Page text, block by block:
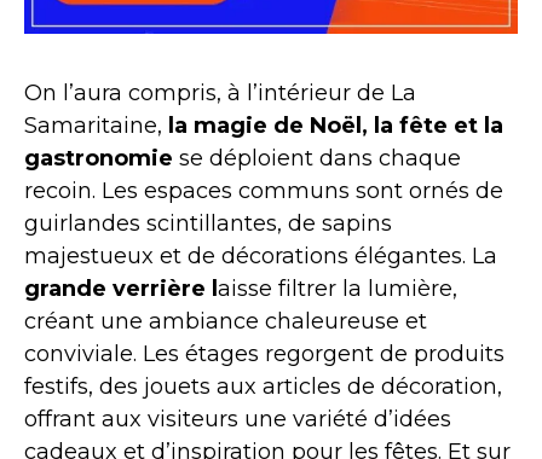
On l’aura compris, à l’intérieur de La
Samaritaine, la magie de Noël, la fête et la
gastronomie se déploient dans chaque
recoin. Les espaces communs sont ornés de
guirlandes scintillantes, de sapins
majestueux et de décorations élégantes. La
grande verrière l aisse filtrer la lumière,
créant une ambiance chaleureuse et
conviviale. Les étages regorgent de produits
festifs, des jouets aux articles de décoration,
offrant aux visiteurs une variété d’idées
cadeaux et d’inspiration pour les fêtes. Et sur